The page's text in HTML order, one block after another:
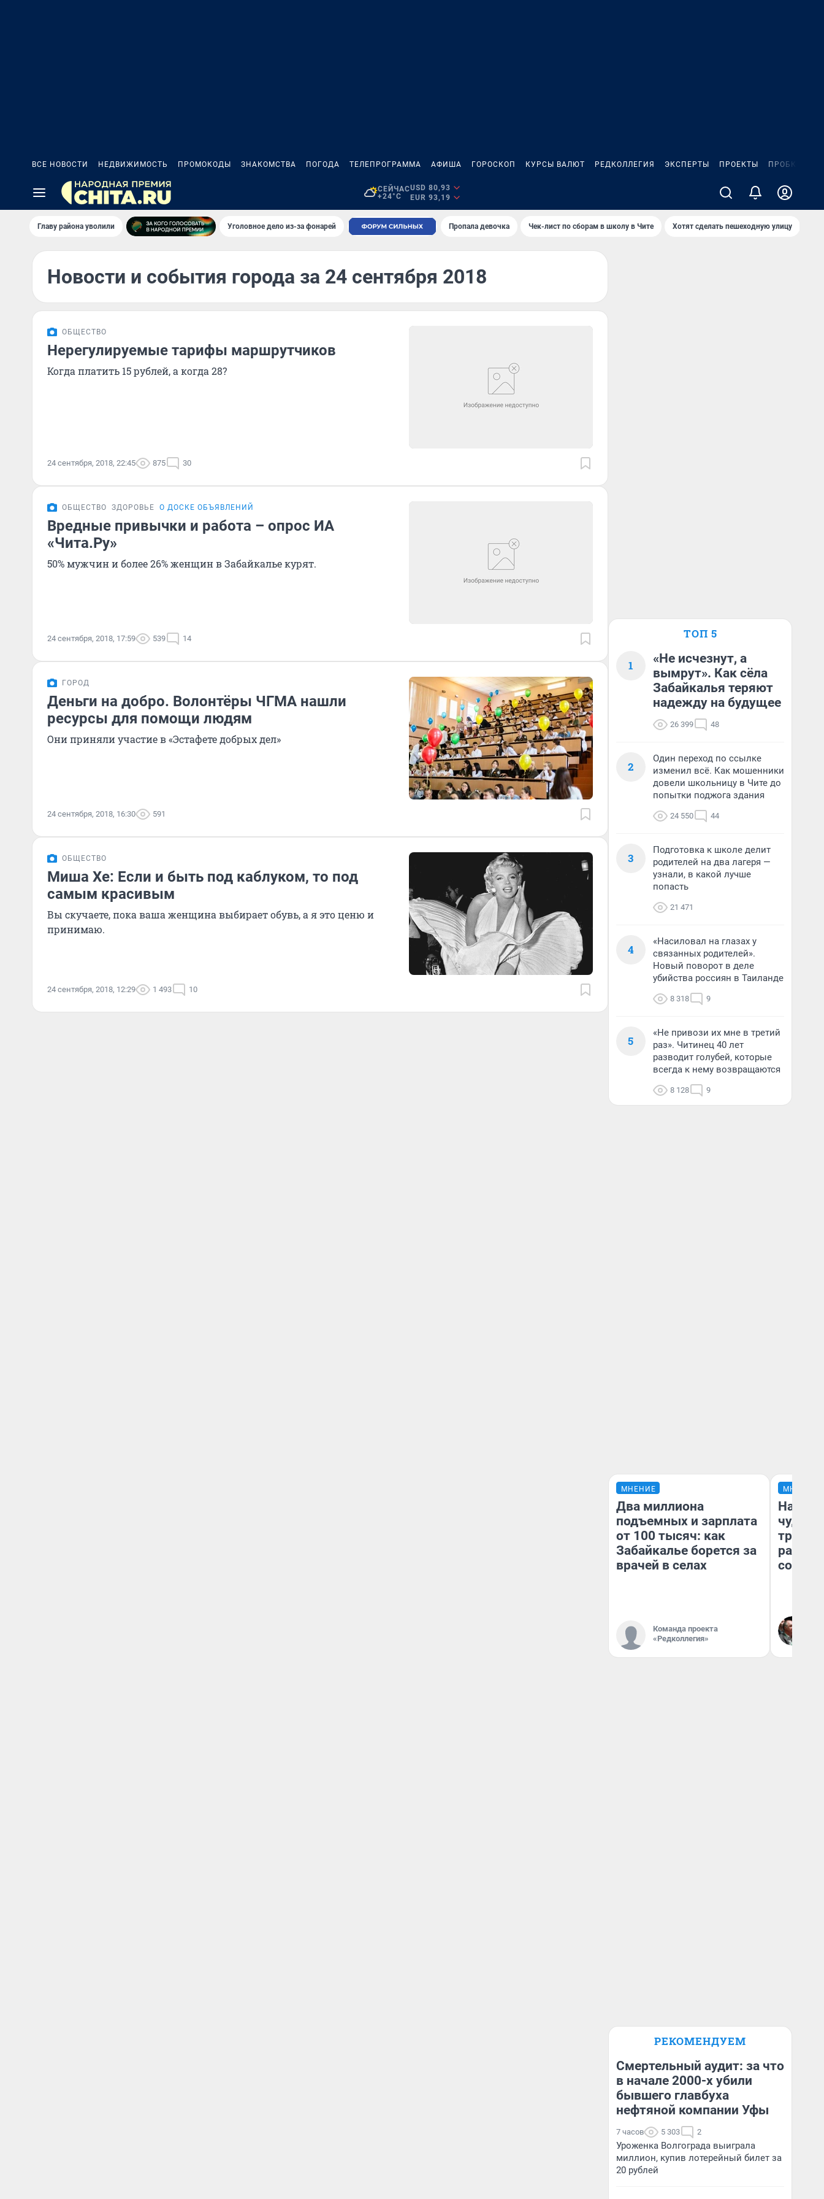
ВСЕ НОВОСТИ НЕДВИЖИМОСТЬ ПРОМОКОДЫ ЗНАКОМСТВА ПОГОДА ТЕЛЕПРОГРАММА АФИША ГОРОСКОП КУРСЫ ВАЛЮТ РЕДКОЛЛЕГИЯ ЭКСПЕРТЫ ПРОЕКТЫ ПРОБКИ
СЕЙЧАС
+24°C
USD 80,93
EUR 93,19
Главу района уволили Уголовное дело из-за фонарей Пропала девочка Чек-лист по сборам в школу в Чите Хотят сделать пешеходную улицу
Новости и события города за 24 сентября 2018
ОБЩЕСТВО
Нерегулируемые тарифы маршрутчиков
Когда платить 15 рублей, а когда 28?
24 сентября, 2018, 22:45 875 30
ОБЩЕСТВО ЗДОРОВЬЕ О ДОСКЕ ОБЪЯВЛЕНИЙ
Вредные привычки и работа – опрос ИА
«Чита.Ру»
50% мужчин и более 26% женщин в Забайкалье курят.
24 сентября, 2018, 17:59 539 14
ГОРОД
Деньги на добро. Волонтёры ЧГМА нашли
ресурсы для помощи людям
Они приняли участие в «Эстафете добрых дел»
24 сентября, 2018, 16:30 591
ОБЩЕСТВО
Миша Хе: Если и быть под каблуком, то под
самым красивым
Вы скучаете, пока ваша женщина выбирает обувь, а я это ценю и
принимаю.
24 сентября, 2018, 12:29 1 493 10
ТОП 5
1
«Не исчезнут, а
вымрут». Как сёла
Забайкалья теряют
надежду на будущее
26 399 48
2
Один переход по ссылке
изменил всё. Как мошенники
довели школьницу в Чите до
попытки поджога здания
24 550 44
3
Подготовка к школе делит
родителей на два лагеря —
узнали, в какой лучше
попасть
21 471
4
«Насиловал на глазах у
связанных родителей».
Новый поворот в деле
убийства россиян в Таиланде
8 318 9
5
«Не привози их мне в третий
раз». Читинец 40 лет
разводит голубей, которые
всегда к нему возвращаются
8 128 9
МНЕНИЕ
Два миллиона
подъемных и зарплата
от 100 тысяч: как
Забайкалье борется за
врачей в селах
Команда проекта
«Редколлегия»
МНЕНИЕ
чудом
РЕКОМЕНДУЕМ
Смертельный аудит: за что
в начале 2000-х убили
бывшего главбуха
нефтяной компании Уфы
7 часов 5 303 2
Уроженка Волгограда выиграла
миллион, купив лотерейный билет за
20 рублей